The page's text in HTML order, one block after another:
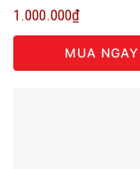
1.000.000₫
MUA NGAY